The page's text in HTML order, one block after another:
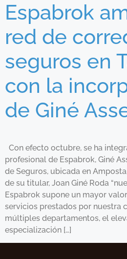
Espabrok
red de
seguros en
con la
de Giné
Con efecto octubre, se ha
profesional de Espabrok, Giné
de Seguros, ubicada en
de su titular, Joan Giné Roda
Espabrok supone un mayor
servicios prestados por nuestra
múltiples departamentos, el
especialización […]